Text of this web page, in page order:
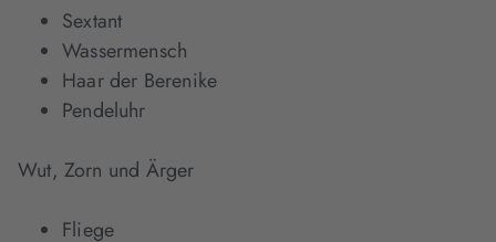
Sextant
Wassermensch
Haar der Berenike
Pendeluhr
Wut, Zorn und Ärger
Fliege